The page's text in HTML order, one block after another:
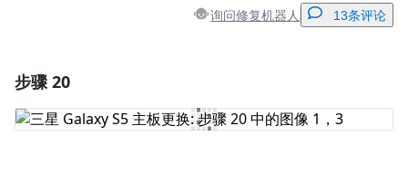
询问修复机器人 13条评论
添加评论
步骤 20